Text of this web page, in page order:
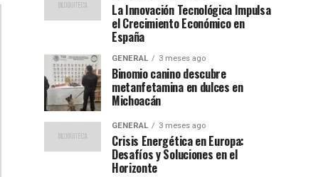
La Innovación Tecnológica Impulsa
el Crecimiento Económico en
España
GENERAL 3 meses ago
Binomio canino descubre
metanfetamina en dulces en
Michoacán
GENERAL 3 meses ago
Crisis Energética en Europa:
Desafíos y Soluciones en el
Horizonte